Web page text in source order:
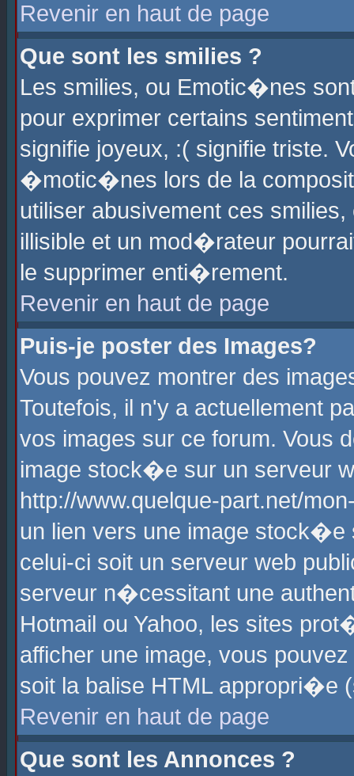
Revenir en haut de page
Que sont les smilies ?
Les smilies, ou Emotic�nes
pour exprimer certains
signifie joyeux, :( signifie triste.
�motic�nes lors de la
utiliser abusivement ces
illisible et un mod�rateur
le supprimer enti�rement.
Revenir en haut de page
Puis-je poster des Images?
Vous pouvez montrer des
Toutefois, il n'y a actuellement
vos images sur ce forum. Vous
image stock�e sur un serveur
http://www.quelque-part.net/
un lien vers une image
celui-ci soit un serveur web
serveur n�cessitant une
Hotmail ou Yahoo, les sites
afficher une image, vous
soit la balise HTML
Revenir en haut de page
Que sont les Annonces ?